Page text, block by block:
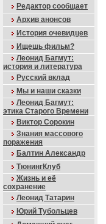
Редактор сообщает
Архив анонсов
История очевидцев
Ищешь фильм?
Леонид Багмут:
история и литература
Русский вклад
Мы и наши сказки
Леонид Багмут:
этика Старого Времени
Виктор Сорокин
Знания массового
поражения
Балтин Александр
ТюнингКлуб
Жизнь и её
сохранение
Леонид Татарин
Юрий Тубольцев